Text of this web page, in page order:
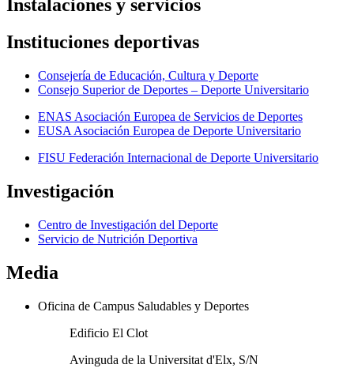
Instalaciones y servicios
Instituciones deportivas
Consejería de Educación, Cultura y Deporte
Consejo Superior de Deportes – Deporte Universitario
ENAS Asociación Europea de Servicios de Deportes
EUSA Asociación Europea de Deporte Universitario
FISU Federación Internacional de Deporte Universitario
Investigación
Centro de Investigación del Deporte
Servicio de Nutrición Deportiva
Media
Oficina de Campus Saludables y Deportes
Edificio El Clot
Avinguda de la Universitat d'Elx, S/N